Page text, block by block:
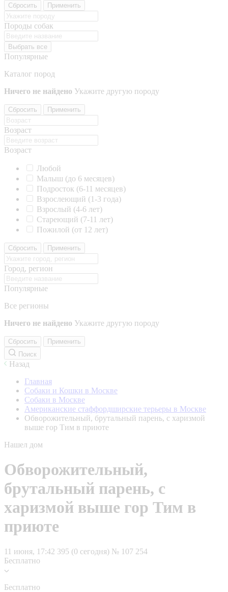
Сбросить Применить
Породы собак
Выбрать все
Популярные
Каталог пород
Ничего не найдено Укажите другую породу
Сбросить Применить
Возраст
Возраст
Любой
Малыш (до 6 месяцев)
Подросток (6-11 месяцев)
Взрослеющий (1-3 года)
Взрослый (4-6 лет)
Стареющий (7-11 лет)
Пожилой (от 12 лет)
Сбросить Применить
Город, регион
Популярные
Все регионы
Ничего не найдено Укажите другую породу
Сбросить
Применить
Поиск
Назад
Главная
Собаки и Кошки в Москве
Собаки в Москве
Американские стаффордширские терьеры в Москве
Обворожительный, брутальный парень, с харизмой
выше гор Тим в приюте
Нашел дом
Обворожительный,
брутальный парень, с
харизмой выше гор Тим в
приюте
11 июня, 17:42 395 (0 сегодня) № 107 254
Бесплатно
Бесплатно